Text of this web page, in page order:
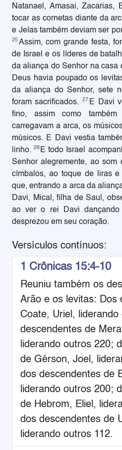
Natanael, Amasai, Zacarias,
tocar as cornetas diante da
e Jeías também deviam ser
25Assim, com grande festa,
de Israel e os líderes de
da aliança do Senhor na casa
Deus havia poupado os
da aliança do Senhor, sete
foram sacrificados.
27 E Davi
fino, assim como
carregavam a arca, os
músicos. E Davi vestia
linho.28 E todo Israel
Senhor alegremente, ao som
címbalos, ao toque de liras
que, entrando a arca da
Davi, Mical, filha de Saul,
ao ver o rei Davi
desprezou em seu coração.
Versículos contínuos:
1 Crônicas 15:4-10
Reuniu também os
Arão e os levitas: Dos
Coate, Uriel,
descendentes de
liderando outros 220;
de Gérson, Joel,
dos descendentes de
liderando outros 200;
de Hebrom, Eliel,
dos descendentes de
liderando outros 112.